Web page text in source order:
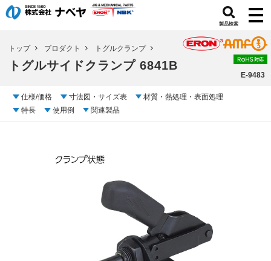
製品検索
トップ プロダクト トグルクランプ
トグルサイドクランプ 6841B
E-9483
仕様/価格 寸法図・サイズ表
材質・熱処理・表面処理
特長
使用例 関連製品